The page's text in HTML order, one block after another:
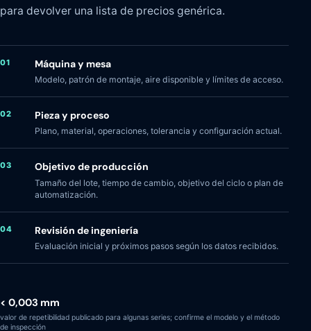
para devolver una lista de precios genérica.
01 Máquina y mesa
Modelo, patrón de montaje, aire disponible y límites de acceso.
02 Pieza y proceso
Plano, material, operaciones, tolerancia y configuración actual.
03 Objetivo de producción
Tamaño del lote, tiempo de cambio, objetivo del ciclo o plan de
automatización.
04 Revisión de ingeniería
Evaluación inicial y próximos pasos según los datos recibidos.
< 0,003 mm
valor de repetibilidad publicado para algunas series; confirme el modelo y el método
de inspección